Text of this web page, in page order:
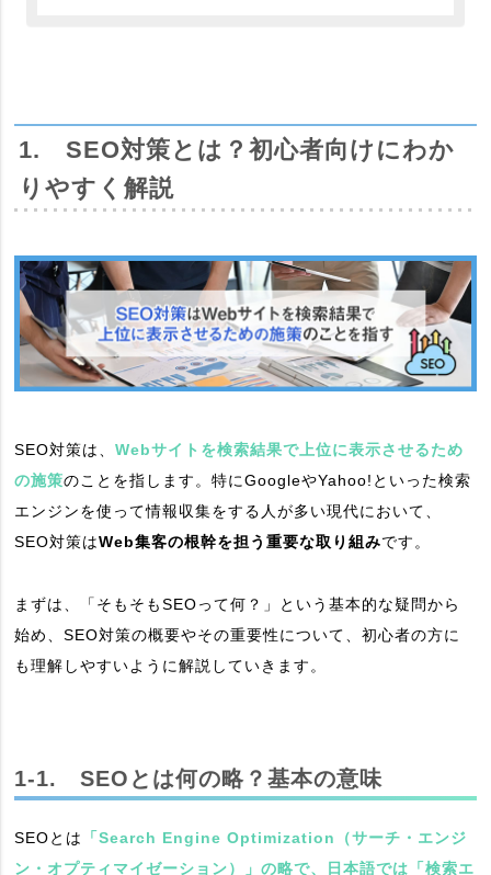
1. SEO対策とは？初心者向けにわか
りやすく解説
SEO対策は、Webサイトを検索結果で上位に表示させるため
の施策のことを指します。特にGoogleやYahoo!といった検索
エンジンを使って情報収集をする人が多い現代において、
SEO対策はWeb集客の根幹を担う重要な取り組みです。
まずは、「そもそもSEOって何？」という基本的な疑問から
始め、SEO対策の概要やその重要性について、初心者の方に
も理解しやすいように解説していきます。
1-1. SEOとは何の略？基本の意味
SEOとは
「Search Engine Optimization（サーチ・エンジ
ン・オプティマイゼーション）」の略で、日本語では「検索エ